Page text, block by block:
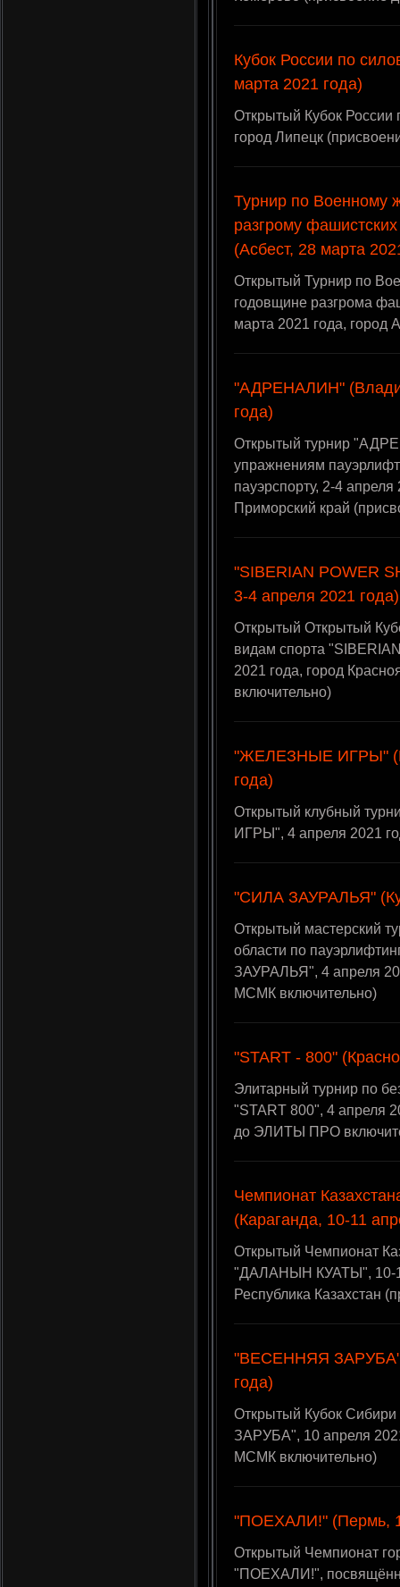
Кубок России по
марта 2021 года)
Открытый Кубок России
город Липецк
Турнир по Военному
разгрому
(Асбест, 28 марта
Открытый Турнир по
годовщине разгрома
марта 2021 года, город
"АДРЕНАЛИН"
года)
Открытый турнир
упражнениям
пауэрспорту, 2-4
Приморский край
"SIBERIAN POWER
3-4 апреля 2021 года)
Открытый Открытый
видам спорта
2021 года, город
включительно)
"ЖЕЛЕЗНЫЕ ИГРЫ"
года)
Открытый клубный
ИГРЫ", 4 апреля 2021
"СИЛА ЗАУРАЛЬЯ"
Открытый мастерский
области по
ЗАУРАЛЬЯ", 4 апреля
МСМК включительно)
"START - 800"
Элитарный турнир по
"START 800", 4 апреля
до ЭЛИТЫ ПРО
Чемпионат
(Караганда, 10-11
Открытый Чемпионат
"ДАЛАНЫН КУАТЫ", 10-11
Республика Казахстан
"ВЕСЕННЯЯ ЗАРУБА"
года)
Открытый Кубок
ЗАРУБА", 10 апреля
МСМК включительно)
"ПОЕХАЛИ!" (Пермь,
Открытый Чемпионат
"ПОЕХАЛИ!",